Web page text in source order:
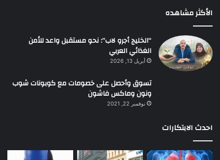
الأكثر مشاهده
“الخليج أجرو لاب”: نحو مستقبل واعد للأمن
الغذائي العربي
أبريل 13, 2026
تسوق وأحصل على خصومات مع كوبونات شوب
ونون وماكس فاشون
نوفمبر 22, 2021
احدث الابتكارات